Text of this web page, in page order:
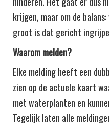
krijgen, maar om de
groot is dat gericht
Waarom melden?
Elke melding heeft een
zien op de actuele kaart
met waterplanten en
Tegelijk laten alle